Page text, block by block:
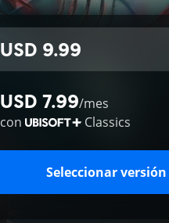
USD 9.99
USD 7.99/mes
con
Classics
Seleccionar versión